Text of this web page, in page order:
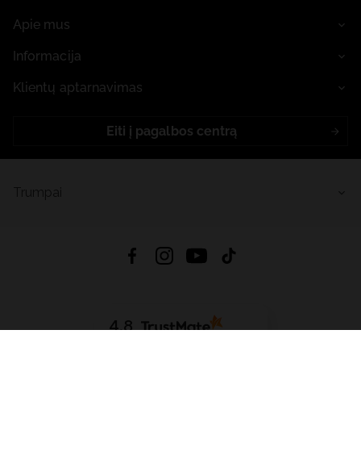
Apie mus
Informacija
Klientų aptarnavimas
Eiti į pagalbos centrą
4.8